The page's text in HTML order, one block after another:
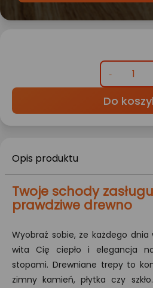
Do
Opis produktu
Twoje schody
prawdziwe drewno
Wyobraź sobie, że każdego
wita Cię ciepło i elegancja
stopami. Drewniane trepy to
zimny kamień, płytka czy